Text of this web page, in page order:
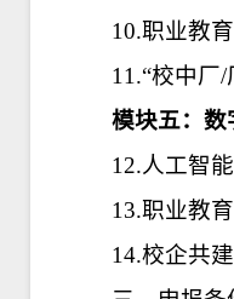
10.职业教
11.“校中厂
模块五：数
12.人工智
13.职业教
14.校企共